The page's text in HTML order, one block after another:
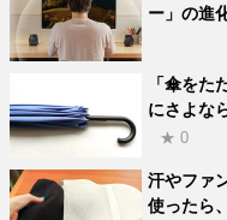
ー」の進
「傘をた
にさよな
★ 0
汗やファ
使ったら